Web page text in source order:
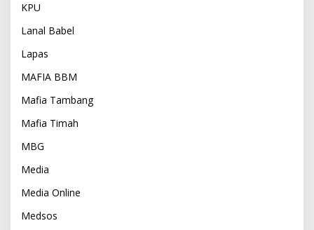
KPU
Lanal Babel
Lapas
MAFIA BBM
Mafia Tambang
Mafia Timah
MBG
Media
Media Online
Medsos